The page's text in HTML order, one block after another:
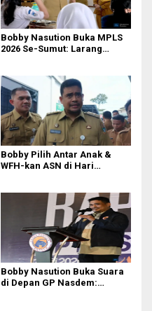
Bobby Nasution Buka MPLS
2026 Se-Sumut: Larang
Bobby Pilih Antar Anak &
WFH-kan ASN di Hari
Bobby Nasution Buka Suara
di Depan GP Nasdem: